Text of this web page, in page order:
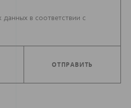
в соответствии с